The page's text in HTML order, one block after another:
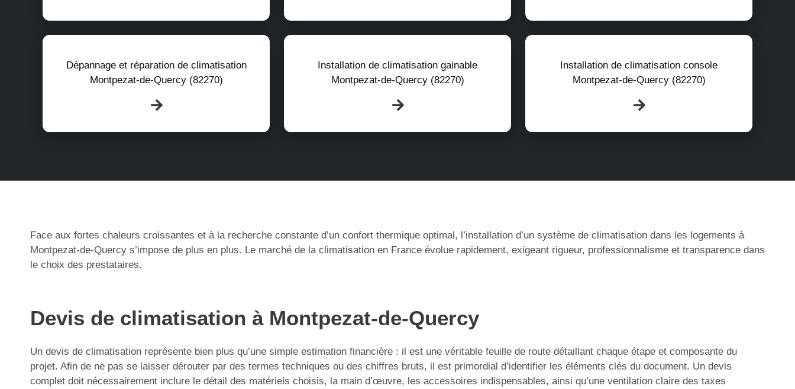
Dépannage et réparation de climatisation
Montpezat-de-Quercy (82270)
Installation de climatisation gainable
Montpezat-de-Quercy (82270)
Installation de climatisation console
Montpezat-de-Quercy (82270)
Face aux fortes chaleurs croissantes et à la recherche constante d’un confort thermique optimal, l’installation d’un système de climatisation dans les logements à
Montpezat-de-Quercy s’impose de plus en plus. Le marché de la climatisation en France évolue rapidement, exigeant rigueur, professionnalisme et transparence dans
le choix des prestataires.
Devis de climatisation à Montpezat-de-Quercy
Un devis de climatisation représente bien plus qu’une simple estimation financière : il est une véritable feuille de route détaillant chaque étape et composante du
projet. Afin de ne pas se laisser dérouter par des termes techniques ou des chiffres bruts, il est primordial d’identifier les éléments clés du document. Un devis
complet doit nécessairement inclure le détail des matériels choisis, la main d’œuvre, les accessoires indispensables, ainsi qu’une ventilation claire des taxes